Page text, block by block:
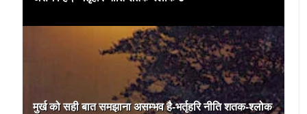
मुर्ख को सही बात समझाना असम्भव है-भर्तृहरि नीति शतक-श्लोक